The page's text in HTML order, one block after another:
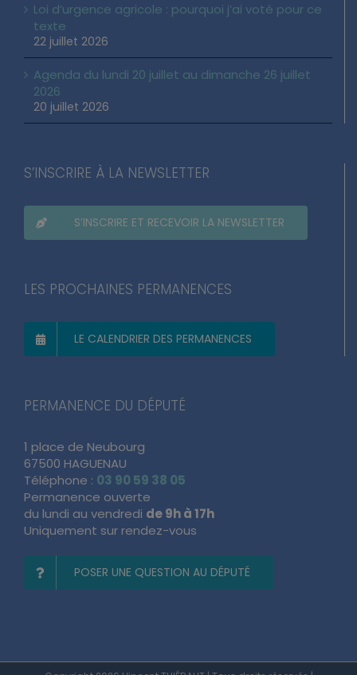
Loi d’urgence agricole : pourquoi j’ai voté pour ce
texte
22 juillet 2026
Agenda du lundi 20 juillet au dimanche 26 juillet
2026
20 juillet 2026
S’INSCRIRE À LA NEWSLETTER
S’INSCRIRE ET RECEVOIR LA NEWSLETTER
LES PROCHAINES PERMANENCES
LE CALENDRIER DES PERMANENCES
PERMANENCE DU DÉPUTÉ
1 place de Neubourg
67500 HAGUENAU
Téléphone : 03 90 59 38 05
Permanence ouverte
du lundi au vendredi de 9h à 17h
Uniquement sur rendez-vous
POSER UNE QUESTION AU DÉPUTÉ